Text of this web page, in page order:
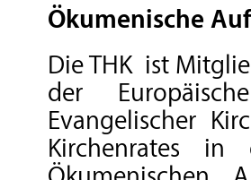
Ökumenische
Die THK ist
der
Evangelischer
Kirchenrates in